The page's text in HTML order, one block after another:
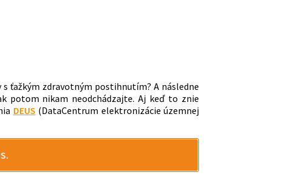
ťažkým zdravotným postihnutím? A následne
potom nikam neodchádzajte. Aj keď to znie
DEUS (DataCentrum elektronizácie územnej